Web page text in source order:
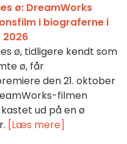
ø: DreamWorks
i biograferne i
ø, tidligere kendt som
ø, får
den 21. oktober
filmen
ud på en ø
[Læs mere]